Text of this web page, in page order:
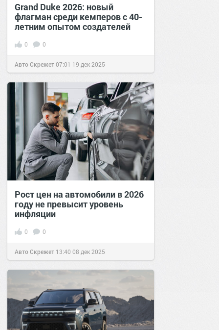
Grand Duke 2026: новый
флагман среди кемперов с 40-
летним опытом создателей
0 0
Авто Скрежет07:01 19 дек 2025
Рост цен на автомобили в 2026
году не превысит уровень
инфляции
0 0
Авто Скрежет 13:40 08 дек 2025